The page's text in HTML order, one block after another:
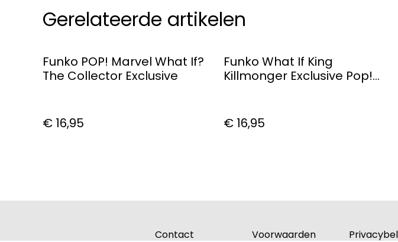
Gerelateerde artikelen
Funko POP! Marvel What If?
The Collector Exclusive
€ 16,95
Funko What If King
Killmonger Exclusive Pop!
€ 16,95
Contact Voorwaarden